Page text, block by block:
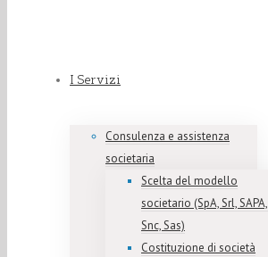
I Servizi
Consulenza e assistenza
societaria
Scelta del modello
societario (SpA, Srl, SAPA,
Snc, Sas)
Costituzione di società